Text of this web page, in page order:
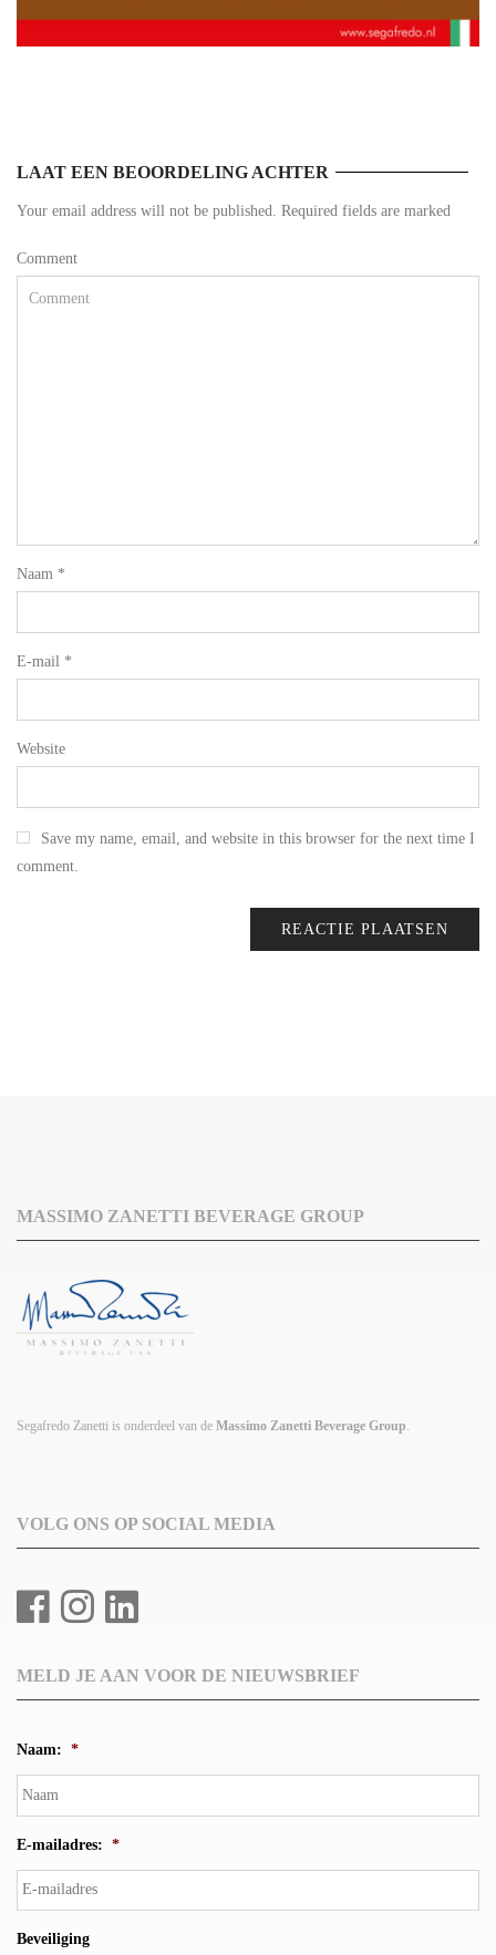
LAAT EEN BEOORDELING ACHTER
Your email address will not be published. Required fields are marked
Comment
Naam *
E-mail *
Website
Save my name, email, and website in this browser for the next time I
comment.
MASSIMO ZANETTI BEVERAGE GROUP
Segafredo Zanetti is onderdeel van de Massimo Zanetti Beverage Group
VOLG ONS OP SOCIAL MEDIA
MELD JE AAN VOOR DE NIEUWSBRIEF
Naam: *
E-mailadres: *
Beveiliging